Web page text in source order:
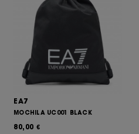
EA7
MOCHILA UC001 BLACK
80,00 €